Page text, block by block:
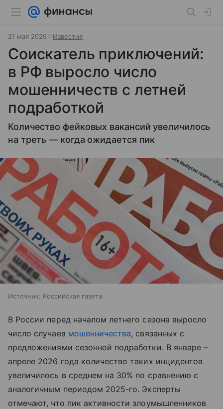
21 мая 2026 Известия
Соискатель приключений:
в РФ выросло число
мошенничеств с летней
подработкой
Количество фейковых вакансий увеличилось
на треть — когда ожидается пик
Источник: Российская газета
В России перед началом летнего сезона выросло
число случаев мошенничества, связанных с
предложениями сезонной подработки. В январе –
апреле 2026 года количество таких инцидентов
увеличилось в среднем на 30% по сравнению с
аналогичным периодом 2025-го. Эксперты
отмечают, что пик активности злоумышленников